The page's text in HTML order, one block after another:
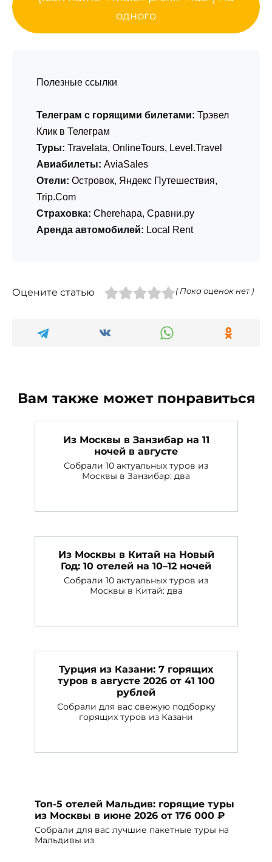
одного
Полезные ссылки
Телеграм с горящими билетами: Трэвел
Клик в Телеграм
Туры: Travelata, OnlineTours, Level.Travel
Авиабилеты: AviaSales
Отели: Островок, Яндекс Путешествия,
Trip.Com
Страховка: Cherehapa, Сравни.ру
Аренда автомобилей: Local Rent
Оцените статью ( Пока оценок нет )
Вам также может понравиться
Из Москвы в Занзибар на 11
ночей в августе
Собрали 10 актуальных туров из
Москвы в Занзибар: два
Из Москвы в Китай на Новый
Год: 10 отелей на 10–12 ночей
Собрали 10 актуальных туров из
Москвы в Китай: два
Турция из Казани: 7 горящих
туров в августе 2026 от 41 100
рублей
Собрали для вас свежую подборку
горящих туров из Казани
Топ-5 отелей Мальдив: горящие туры
из Москвы в июне 2026 от 176 000 ₽
Собрали для вас лучшие пакетные туры на
Мальдивы из